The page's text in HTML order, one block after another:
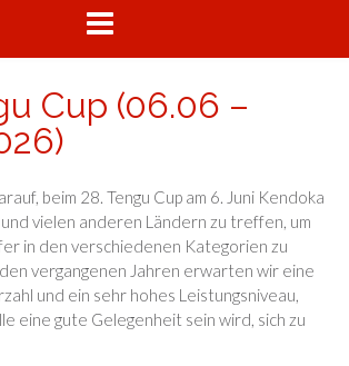
Cup (06.06 –
beim 28. Tengu Cup am 6. Juni Kendoka
vielen anderen Ländern zu treffen, um
in den verschiedenen Kategorien zu
vergangenen Jahren erwarten wir eine
und ein sehr hohes Leistungsniveau,
eine gute Gelegenheit sein wird, sich zu